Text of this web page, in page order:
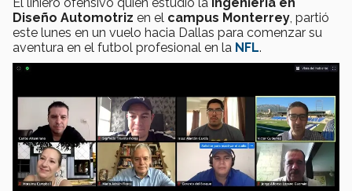
Diseño Automotriz en el campus Monterrey , partió
este lunes en un vuelo hacia Dallas para comenzar su
aventura en el futbol profesional en la NFL.